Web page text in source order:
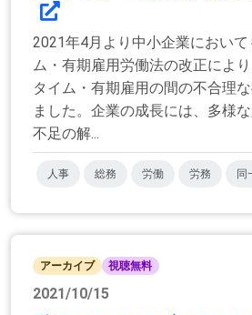
2021年4月より中小企業において
ム・有期雇用労働法の改正によ
タイム・有期雇用の間の不合理
ました。企業の成長には、多様
不足の解...
人事 総務 労働 労務 同
アーカイブ 視聴無料
2021/10/15